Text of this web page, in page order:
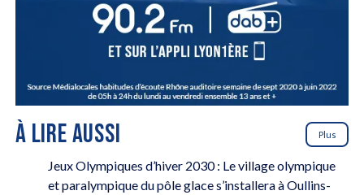
À LIRE AUSSI Plus
Jeux Olympiques d’hiver 2030 : Le village olympique
et paralympique du pôle glace s’installera à Oullins-